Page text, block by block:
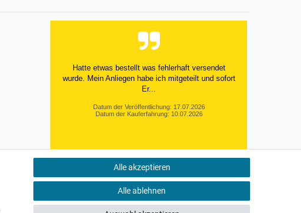
Hatte etwas bestellt was fehlerhaft versendet
wurde. Mein Anliegen habe ich mitgeteilt und sofort
Er...
Datum der Veröffentlichung: 17.07.2026
Datum der Kauferfahrung: 10.07.2026
495 Bewertungen
Alle akzeptieren
Alle ablehnen